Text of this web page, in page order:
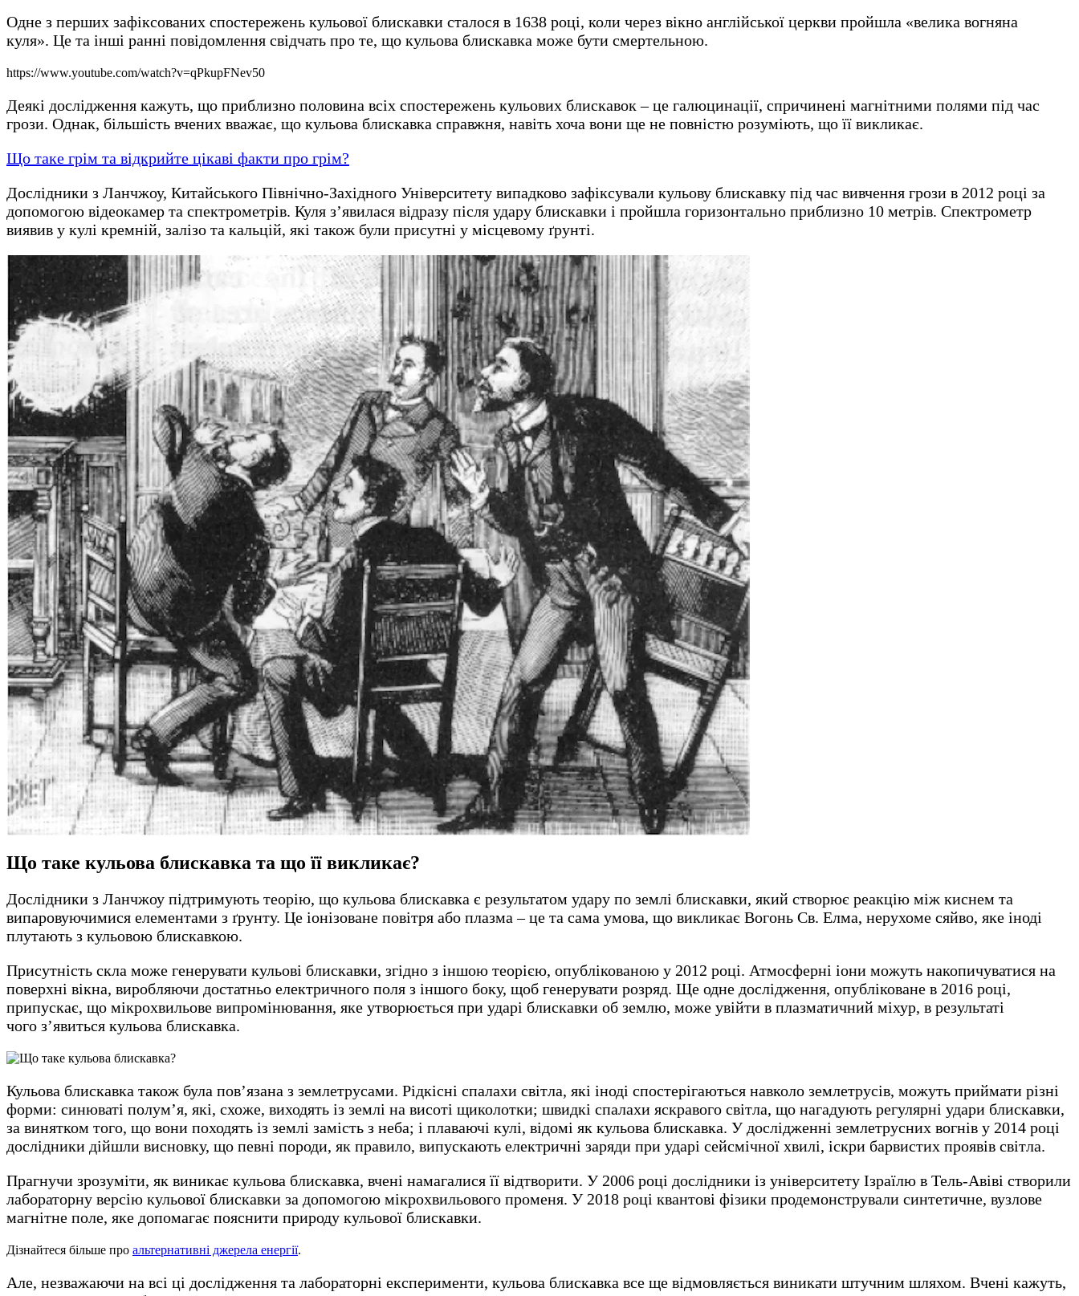
Одне з перших зафіксованих спостережень кульової блискавки сталося в 1638 році, коли через вікно англійської церкви пройшла «велика вогняна
куля». Це та інші ранні повідомлення свідчать про те, що кульова блискавка може бути смертельною.
https://www.youtube.com/watch?v=qPkupFNev50
Деякі дослідження кажуть, що приблизно половина всіх спостережень кульових блискавок – це галюцинації, спричинені магнітними полями під час
грози. Однак, більшість вчених вважає, що кульова блискавка справжня, навіть хоча вони ще не повністю розуміють, що її викликає.
Що таке грім та відкрийте цікаві факти про грім?
Дослідники з Ланчжоу, Китайського Північно-Західного Університету випадково зафіксували кульову блискавку під час вивчення грози в 2012 році за
допомогою відеокамер та спектрометрів. Куля з’явилася відразу після удару блискавки і пройшла горизонтально приблизно 10 метрів. Спектрометр
виявив у кулі кремній, залізо та кальцій, які також були присутні у місцевому ґрунті.
Що таке кульова блискавка та що її викликає?
Дослідники з Ланчжоу підтримують теорію, що кульова блискавка є результатом удару по землі блискавки, який створює реакцію між киснем та
випаровуючимися елементами з ґрунту. Це іонізоване повітря або плазма – це та сама умова, що викликає Вогонь Св. Елма, нерухоме сяйво, яке іноді
плутають з кульовою блискавкою.
Присутність скла може генерувати кульові блискавки, згідно з іншою теорією, опублікованою у 2012 році. Атмосферні іони можуть накопичуватися на
поверхні вікна, виробляючи достатньо електричного поля з іншого боку, щоб генерувати розряд. Ще одне дослідження, опубліковане в 2016 році,
припускає, що мікрохвильове випромінювання, яке утворюється при ударі блискавки об землю, може увійти в плазматичний міхур, в результаті
чого з’явиться кульова блискавка.
Кульова блискавка також була пов’язана з землетрусами. Рідкісні спалахи світла, які іноді спостерігаються навколо землетрусів, можуть приймати різні
форми: синюваті полум’я, які, схоже, виходять із землі на висоті щиколотки; швидкі спалахи яскравого світла, що нагадують регулярні удари блискавки,
за винятком того, що вони походять із землі замість з неба; і плаваючі кулі, відомі як кульова блискавка. У дослідженні землетрусних вогнів у 2014 році
дослідники дійшли висновку, що певні породи, як правило, випускають електричні заряди при ударі сейсмічної хвилі, іскри барвистих проявів світла.
Прагнучи зрозуміти, як виникає кульова блискавка, вчені намагалися її відтворити. У 2006 році дослідники із університету Ізраїлю в Тель-Авіві створили
лабораторну версію кульової блискавки за допомогою мікрохвильового променя. У 2018 році квантові фізики продемонстрували синтетичне, вузлове
магнітне поле, яке допомагає пояснити природу кульової блискавки.
Дізнайтеся більше про альтернативні джерела енергії.
Але, незважаючи на всі ці дослідження та лабораторні експерименти, кульова блискавка все ще відмовляється виникати штучним шляхом. Вчені кажуть,